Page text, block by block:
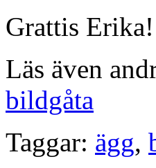
Grattis
Läs även
bildgåta
Taggar: ägg,